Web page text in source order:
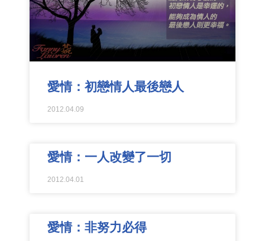
愛情：初戀情人最後戀人
2012.04.09
愛情：一人改變了一切
2012.04.01
愛情：非努力必得